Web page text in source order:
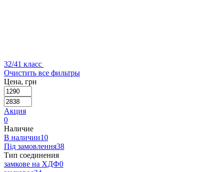
32/41 класс
Очистить все фильтры
Цена, грн
Акция
0
Наличие
В наличии10
Під замовлення38
Тип соединения
замкове на ХДФ0